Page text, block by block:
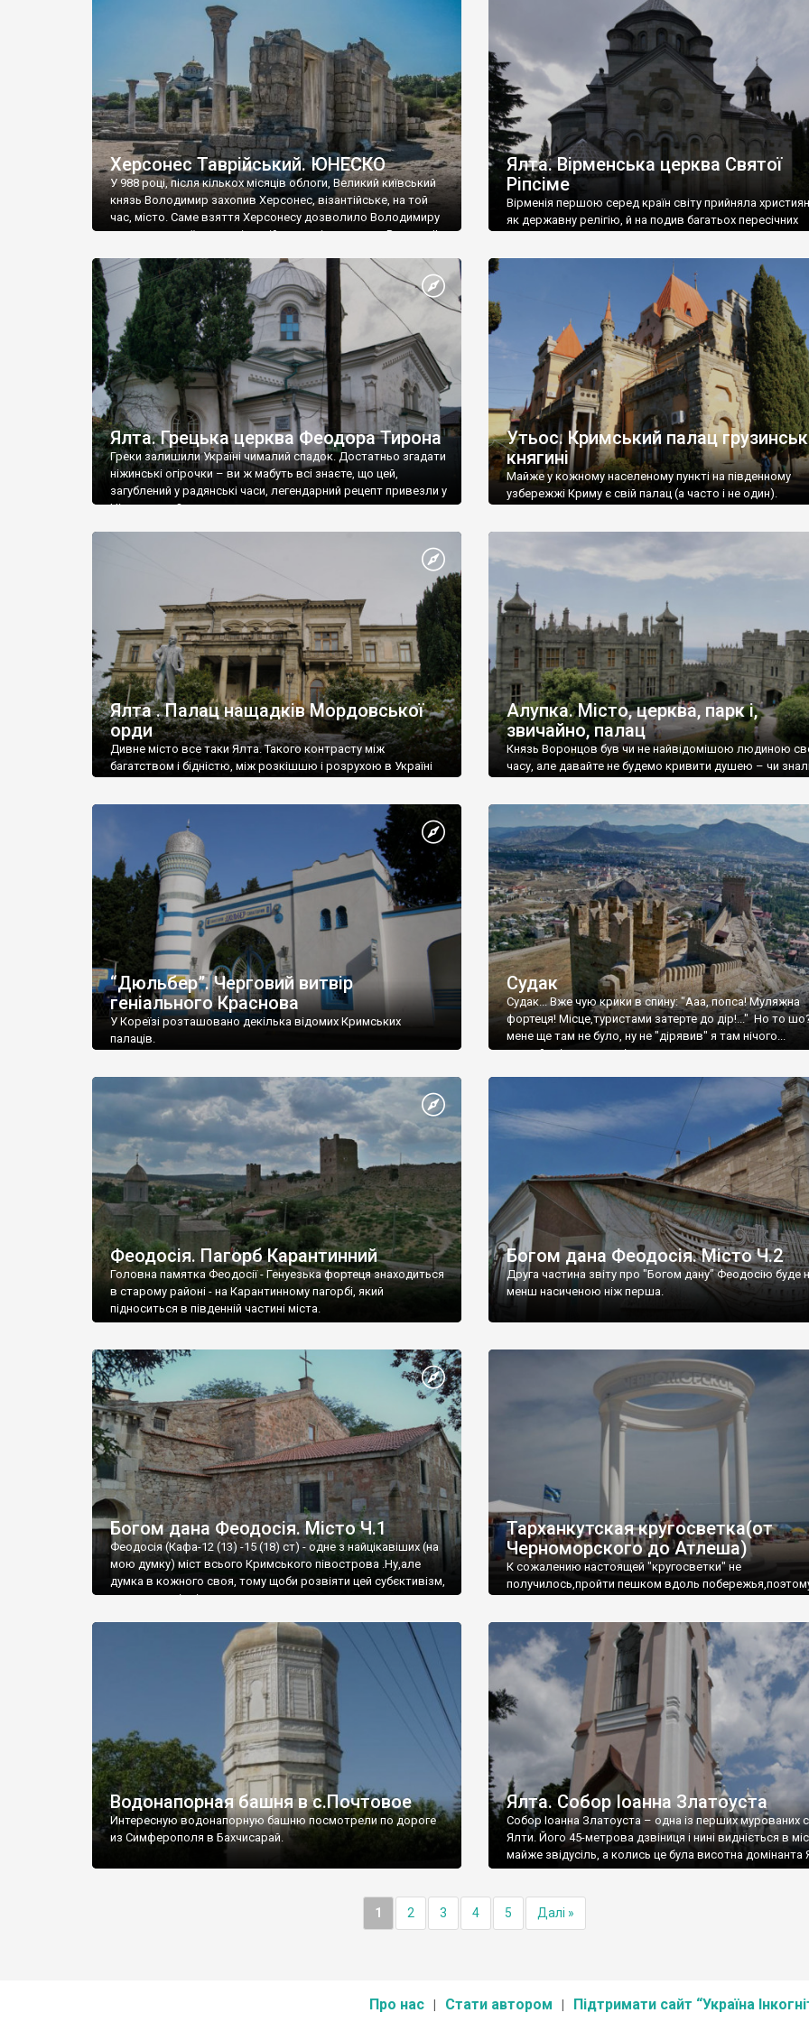
візантійської доби. Раритети викрадені з фондів об’єкту
культурної спадщини ЮНЕСКО «Херсонеса Таврійського».
Офіційно – на виставку «Золото Візантії», але експерти та
влада в Україні вважають це лише […]
називаються «повстяками» (postaki)…” “Вино. Крим
виробляє відмінне вино і його вдосталь: воно все
легке біле і дуже […]
Херсонес Таврійський. ЮНЕСКО
У 988 році, після кількох місяців облоги, Великий київський
князь Володимир захопив Херсонес, візантійське, на той
час, місто. Саме взяття Херсонесу дозволило Володимиру
диктувати свої умови візантійському імператору Василю ІІ,
Херсонесі Володимир-язичник, став Василем-
християнином. А потім було Хрещення Русі. На честь
Херсонесу Таврійського названо місто […]
Ялта. Вірменська церква Святої
Ріпсіме
Вірменія першою серед країн світу прийняла
як державну релігію, й на подив багатьох пересічних
Ялта. Грецька церква Феодора Тирона
Греки залишили Україні чималий спадок. Достатньо згадати
ніжинські огірочки – ви ж мабуть всі знаєте, що цей,
загублений у радянські часи, легендарний рецепт привезли у
Ніжин греки?
Утьос. Кримський палац
княгині
Майже у кожному населеному пункті на південному
узбережжі Криму є свій палац (а часто і не один).
Ялта . Палац нащадків Мордовської
орди
Дивне місто все таки Ялта. Такого контрасту між
багатством і бідністю, між розкішшю і розрухою в Україні
Алупка. Місто, церква, парк і,
звичайно, палац
Князь Воронцов був чи не найвідомішою людиною
часу, але давайте не будемо кривити душею – чи
“Дюльбер”. Черговий витвір
геніального Краснова
У Кореїзі розташовано декілька відомих Кримських
палаців.
Судак
Судак... Вже чую крики в спину: "Ааа, попса! Муляжна
фортеця! Місце,туристами затерте до дір!..." Но то
мене ще там не було, ну не "дірявив" я там нічого...
принаймні до цього літа.
Феодосія. Пагорб Карантинний
Головна памятка Феодосії - Генуезька фортеця знаходиться
в старому районі - на Карантинному пагорбі, який
підноситься в південній частині міста.
Богом дана Феодосія. Місто Ч.2
Друга частина звіту про "Богом дану" Феодосію буде
менш насиченою ніж перша.
Богом дана Феодосія. Місто Ч.1
Феодосія (Кафа-12 (13) -15 (18) ст) - одне з найцікавіших (на
мою думку) міст всього Кримського півострова .Ну,але
думка в кожного своя, тому щоби розвіяти цей субєктивізм,
запрошую відвідати це
Тарханкутская кругосветка(от
Черноморского до Атлеша)
К сожалению настоящей "кругосветки" не
получилось,пройти пешком вдоль
Водонапорная башня в с.Почтовое
Интересную водонапорную башню посмотрели по дороге
из Симферополя в Бахчисарай.
Ялта. Собор Іоанна Златоуста
Собор Іоанна Златоуста – одна із перших мурованих
Ялти. Його 45-метрова дзвіниця і нині видніється в
майже звідусіль, а колись це була висотна домінанта
1 2 3 4 5 Далі »
Про нас Стати автором Підтримати сайт “Україна